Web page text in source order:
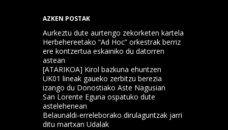
AZKEN POSTAK
Aurkeztu dute aurtengo zekorketen kartela
Herbehereetako “Ad Hoc” orkestrak berriz
ere kontzertua eskainiko du datorren
astean
[ATARIKOA] Kirol bazkuna ehuntzen
UK01 lineak gaueko zerbitzu berezia
izango du Donostiako Aste Nagusian
San Lorente Eguna ospatuko dute
astelehenean
Belaunaldi-erreleborako dirulaguntzak jarri
ditu martxan Udalak